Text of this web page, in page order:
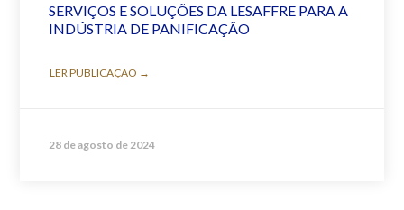
SERVIÇOS E SOLUÇÕES DA LESAFFRE PARA A
INDÚSTRIA DE PANIFICAÇÃO
LER PUBLICAÇÃO →
28 de agosto de 2024